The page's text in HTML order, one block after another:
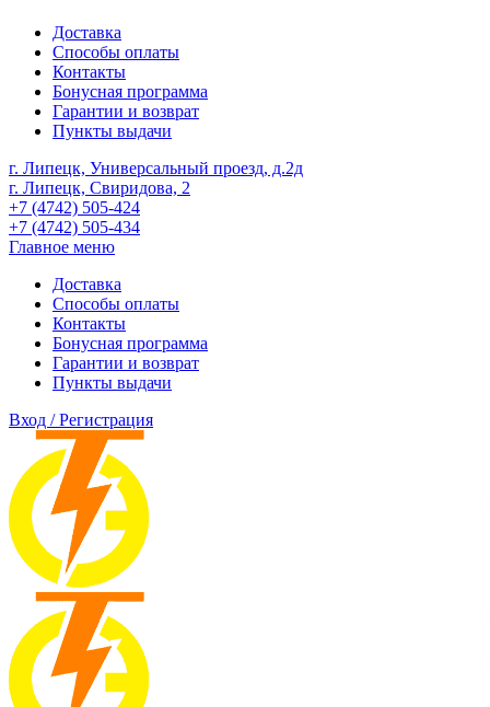
Доставка
Способы оплаты
Контакты
Бонусная программа
Гарантии и возврат
Пункты выдачи
г. Липецк, Универсальный проезд, д.2д
г. Липецк, Свиридова, 2
+7 (4742) 505-424
+7 (4742) 505-434
Главное меню
Доставка
Способы оплаты
Контакты
Бонусная программа
Гарантии и возврат
Пункты выдачи
Вход / Регистрация